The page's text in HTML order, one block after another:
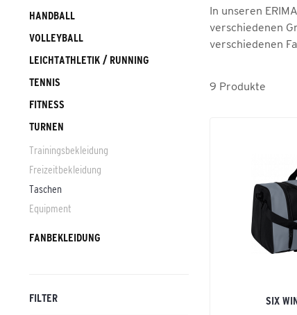
HANDBALL
VOLLEYBALL
LEICHTATHLETIK / RUNNING
TENNIS
FITNESS
TURNEN
Trainingsbekleidung
Freizeitbekleidung
Taschen
Equipment
FANBEKLEIDUNG
FILTER
In unseren
verschiedenen
verschiedenen
9 Produkte
SIX